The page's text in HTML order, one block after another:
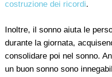
costruzione dei ricordi.
Inoltre, il sonno aiuta le
durante la giornata,
consolidare poi nel sonno.
un buon sonno sono